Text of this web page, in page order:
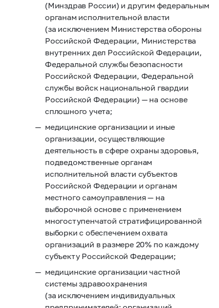
(Минздрав России) и другим федеральным
органам исполнительной власти
(за исключением Министерства обороны
Российской Федерации, Министерства
внутренних дел Российской Федерации,
Федеральной службы безопасности
Российской Федерации, Федеральной
службы войск национальной гвардии
Российской Федерации) — на основе
сплошного учета;
медицинские организации и иные
организации, осуществляющие
деятельность в сфере охраны здоровья,
подведомственные органам
исполнительной власти субъектов
Российской Федерации и органам
местного самоуправления — на
выборочной основе с применением
многоступенчатой стратифицированной
выборки с обеспечением охвата
организаций в размере 20% по каждому
субъекту Российской Федерации;
медицинские организации частной
системы здравоохранения
(за исключением индивидуальных